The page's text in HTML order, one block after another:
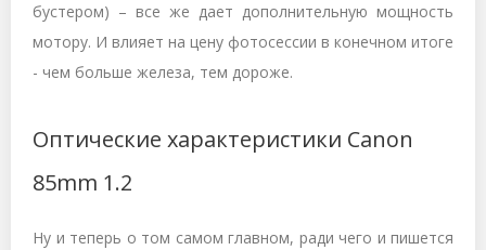
бустером) – все же дает дополнительную мощность
мотору. И влияет на цену фотосессии в конечном итоге
- чем больше железа, тем дороже.
Оптические характеристики Canon
85mm 1.2
Ну и теперь о том самом главном, ради чего и пишется